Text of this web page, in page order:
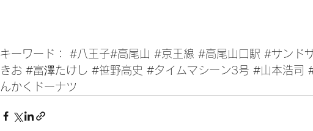
キーワード： #八王子#高尾山 #京王線 #高尾山口駅 #サンド
きお #富澤たけし #笹野高史 #タイムマシーン3号 #山本浩司
んかくドーナツ